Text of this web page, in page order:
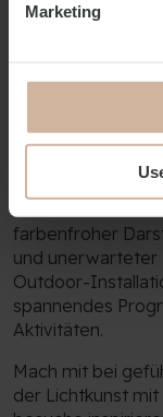
Marketing
außerhalb des
Das Festival
Kopenhagens
Spazierwege
farbenfroher
und unerwarteter
Outdoor-
spannendes
Aktivitäten.
Mach mit bei
der Lichtkunst